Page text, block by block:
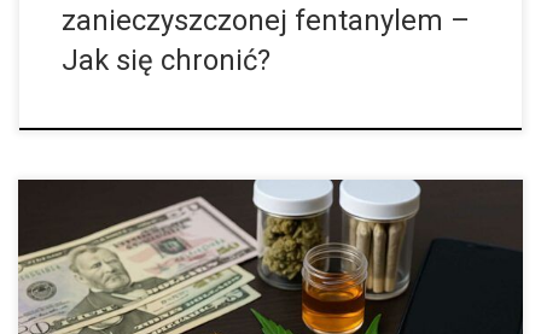
zanieczyszczonej fentanylem –
Jak się chronić?
Legalizacja marihuany w niektórych stanach USA otworzyła
drogę do przeprowadzenia pierwszych, szczegółowych analiz